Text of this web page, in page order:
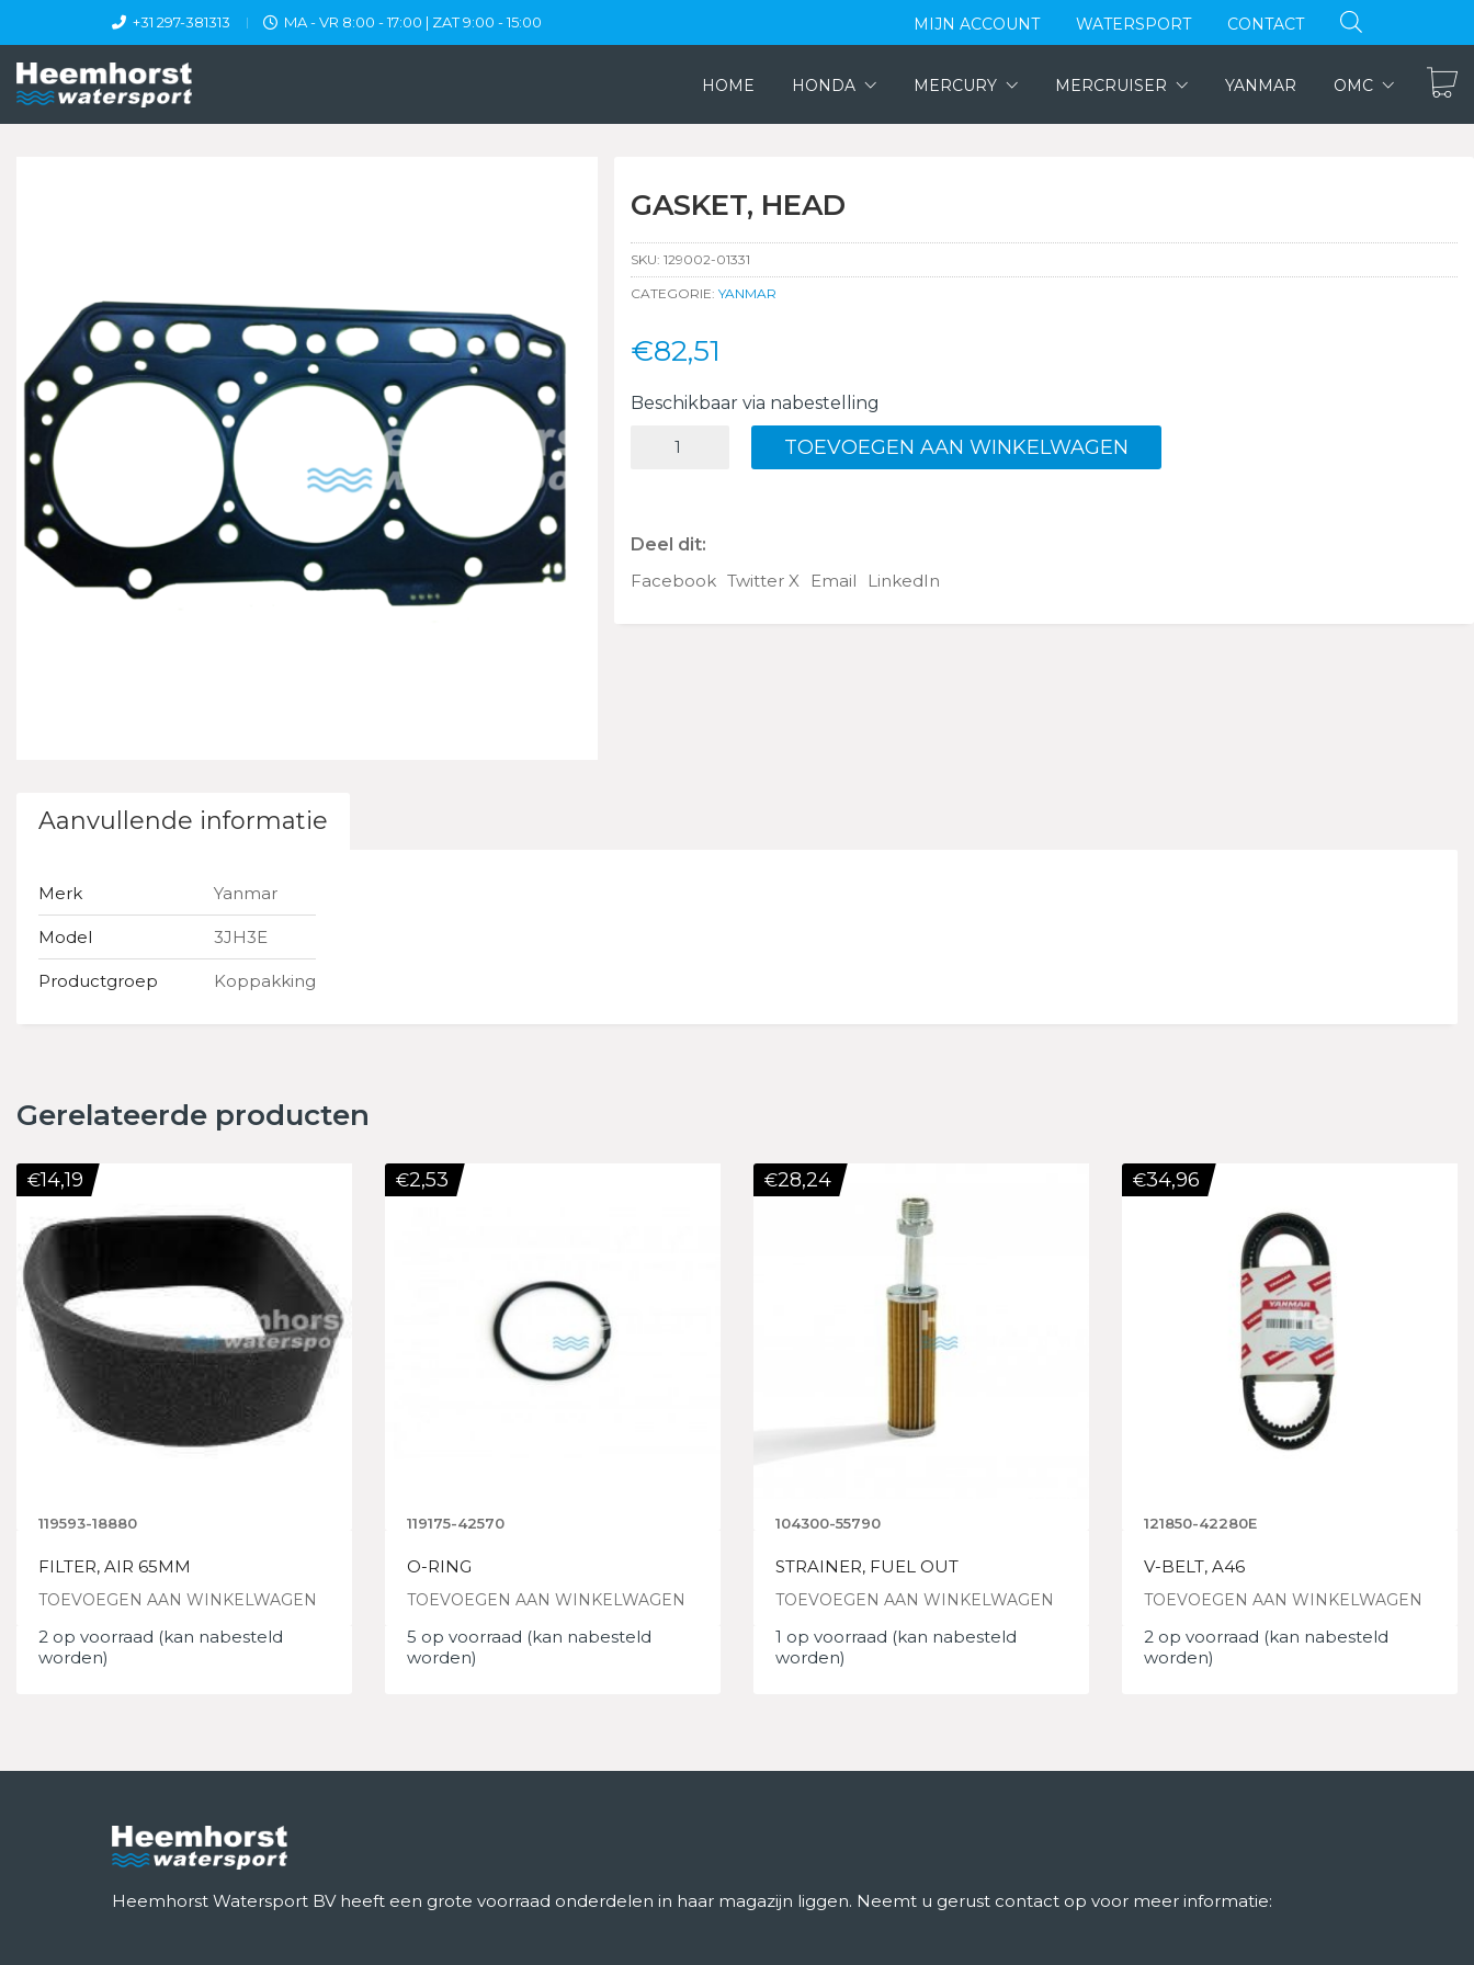
+31 297-381313 MA - VR 8:00 - 17:00 | ZAT 9:00 - 15:00 MIJN ACCOUNT WATERSPORT CONTACT
HOME HONDA MERCURY MERCRUISER YANMAR OMC
GASKET, HEAD
SKU: 129002-01331
CATEGORIE: YANMAR
€82,51
Beschikbaar via nabestelling
HEAD
TOEVOEGEN AAN WINKELWAGEN
Deel dit:
Facebook Twitter X Email LinkedIn
Aanvullende informatie
Merk Yanmar
Model 3JH3E
Productgroep Koppakking
Gerelateerde producten
119593-18880
FILTER, AIR 65MM
TOEVOEGEN AAN WINKELWAGEN
€14,19
2 op voorraad (kan nabesteld
worden)
119175-42570
O-RING
TOEVOEGEN AAN WINKELWAGEN
€2,53
5 op voorraad (kan nabesteld
worden)
104300-55790
STRAINER, FUEL OUT
TOEVOEGEN AAN WINKELWAGEN
€28,24
1 op voorraad (kan nabesteld
worden)
121850-42280E
V-BELT, A46
TOEVOEGEN AAN WINKELWAGEN
€34,96
2 op voorraad (kan nabesteld
worden)
Heemhorst Watersport BV heeft een grote voorraad onderdelen in haar magazijn liggen. Neemt u gerust contact op voor meer informatie: